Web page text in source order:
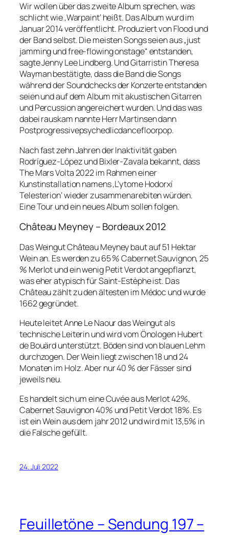
Wir wollen über das zweite Album sprechen, was
schlicht wie ‚Warpaint‘ heißt. Das Album wurd im
Januar 2014 veröffentlicht. Produziert von Flood und
der Band selbst. Die meisten Songs seien aus „just
jamming und free-flowing onstage“ entstanden,
sagte Jenny Lee Lindberg. Und Gitarristin Theresa
Wayman bestätigte, dass die Band die Songs
während der Soundchecks der Konzerte entstanden
seien und auf dem Album mit akustischen Gitarren
und Percussion angereichert wurden. Und das was
dabei rauskam nannte Herr Martinsen dann
Postprogressivepsychedlicdancefloorpop.
Nach fast zehn Jahren der Inaktivität gaben
Rodríguez-López und Bixler-Zavala bekannt, dass
The Mars Volta 2022 im Rahmen einer
Kunstinstallation namens ‚L’ytome Hodorxí
Telesterion‘ wieder zusammenarebiten würden.
Eine Tour und ein neues Album sollen folgen.
Château Meyney – Bordeaux 2012
Das Weingut Château Meyney baut auf 51 Hektar
Wein an. Es werden zu 65 % Cabernet Sauvignon, 25
% Merlot und ein wenig Petit Verdot angepflanzt,
was eher atypisch für Saint-Estèphe ist. Das
Château zählt zu den ältesten im Médoc und wurde
1662 gegründet.
Heute leitet Anne Le Naour das Weingut als
technische Leiterin und wird vom Önologen Hubert
de Bouärd unterstützt. Böden sind von blauen Lehm
durchzogen. Der Wein liegt zwischen 18 und 24
Monaten im Holz. Aber nur 40 % der Fässer sind
jeweils neu.
Es handelt sich um eine Cuvée aus Merlot 42%,
Cabernet Sauvignon 40% und Petit Verdot 18%. Es
ist ein Wein aus dem jahr 2012 und wird mit 13,5% in
die Falsche gefüllt.
24. Juli 2022
Feuilletöne – Sendung 197 –